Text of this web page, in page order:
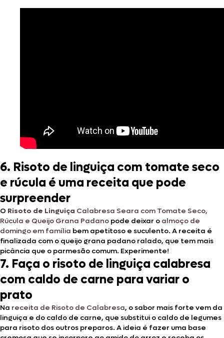
6. Risoto de linguiça com tomate seco
e rúcula é uma receita que pode
surpreender
O Risoto de Linguiça Calabresa Seara com Tomate Seco,
Rúcula e Queijo Grana Padano pode deixar o almoço de
domingo em família bem apetitoso e suculento. A receita é
finalizada com o queijo grana padano ralado, que tem mais
picância que o parmesão comum. Experimente!
7. Faça o risoto de linguiça calabresa
com caldo de carne para variar o
prato
Na receita de Risoto de Calabresa, o sabor mais forte vem da
linguiça e do caldo de carne, que substitui o caldo de legumes
para risoto dos outros preparos. A ideia é fazer uma base